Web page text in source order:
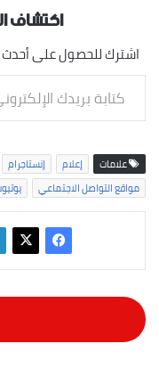
اكتشاف
اشترك للحصول على أحدث
كتابة بريدك الإلكتروني...
علامات إعلام إنستاجرام
مواقع التواصل الاجتماعي